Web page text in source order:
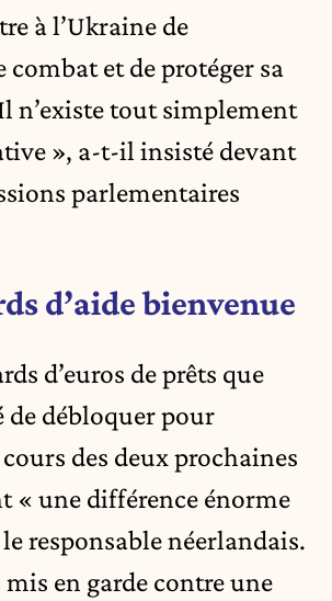
à l’Ukraine de
et de protéger sa
n’existe tout simplement
», a-t-il insisté devant
parlementaires
d’aide bienvenue
d’euros de prêts que
de débloquer pour
des deux prochaines
« une différence énorme
responsable néerlandais.
en garde contre une